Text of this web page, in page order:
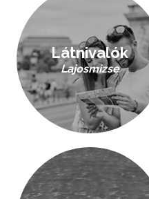
Látnivalók
Lajosmizse